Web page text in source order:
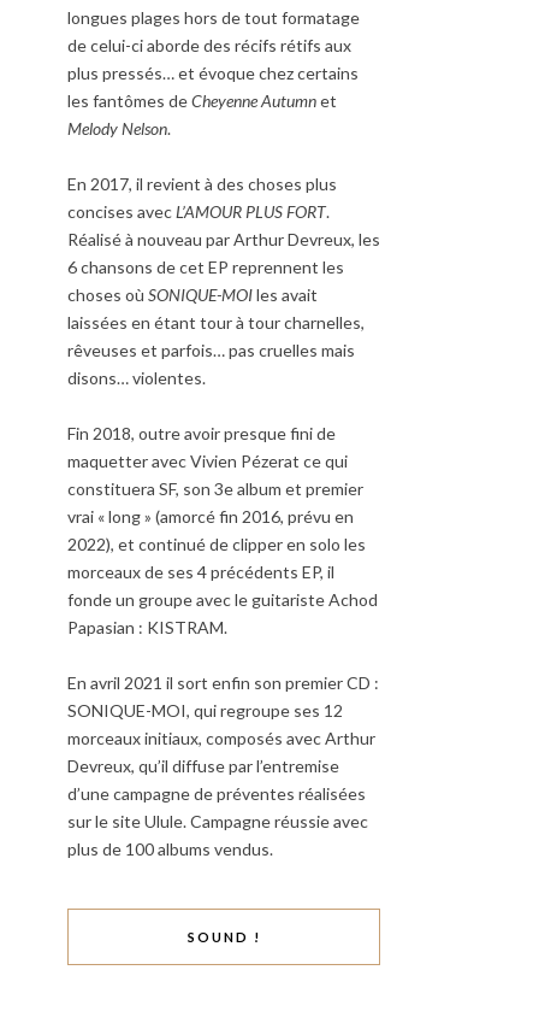
longues plages hors de tout formatage
de celui-ci aborde des récifs rétifs aux
plus pressés… et évoque chez certains
les fantômes deCheyenne Autumnet
Melody Nelson.
En 2017, il revient à des choses plus
concises avecL’AMOUR PLUS FORT.
Réalisé à nouveau par Arthur Devreux, les
6 chansons de cet EP reprennent les
choses où SONIQUE-MOIles avait
laissées en étant tour à tour charnelles,
rêveuses et parfois… pas cruelles mais
disons… violentes.
Fin 2018, outre avoir presque fini de
maquetter avec Vivien Pézerat ce qui
constituera SF, son 3e album et premier
vrai « long » (amorcé fin 2016, prévu en
2022), et continué de clipper en solo les
morceaux de ses 4 précédents EP, il
fonde un groupe avec le guitariste Achod
Papasian : KISTRAM.
En avril 2021 il sort enfin son premier CD :
SONIQUE-MOI, qui regroupe ses 12
morceaux initiaux, composés avec Arthur
Devreux, qu’il diffuse par l’entremise
d’une campagne de préventes réalisées
sur le site Ulule. Campagne réussie avec
plus de 100 albums vendus.
SOUND !